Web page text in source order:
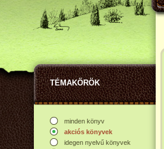
TÉMAKÖRÖK
minden könyv
akciós könyvek
idegen nyelvű könyvek